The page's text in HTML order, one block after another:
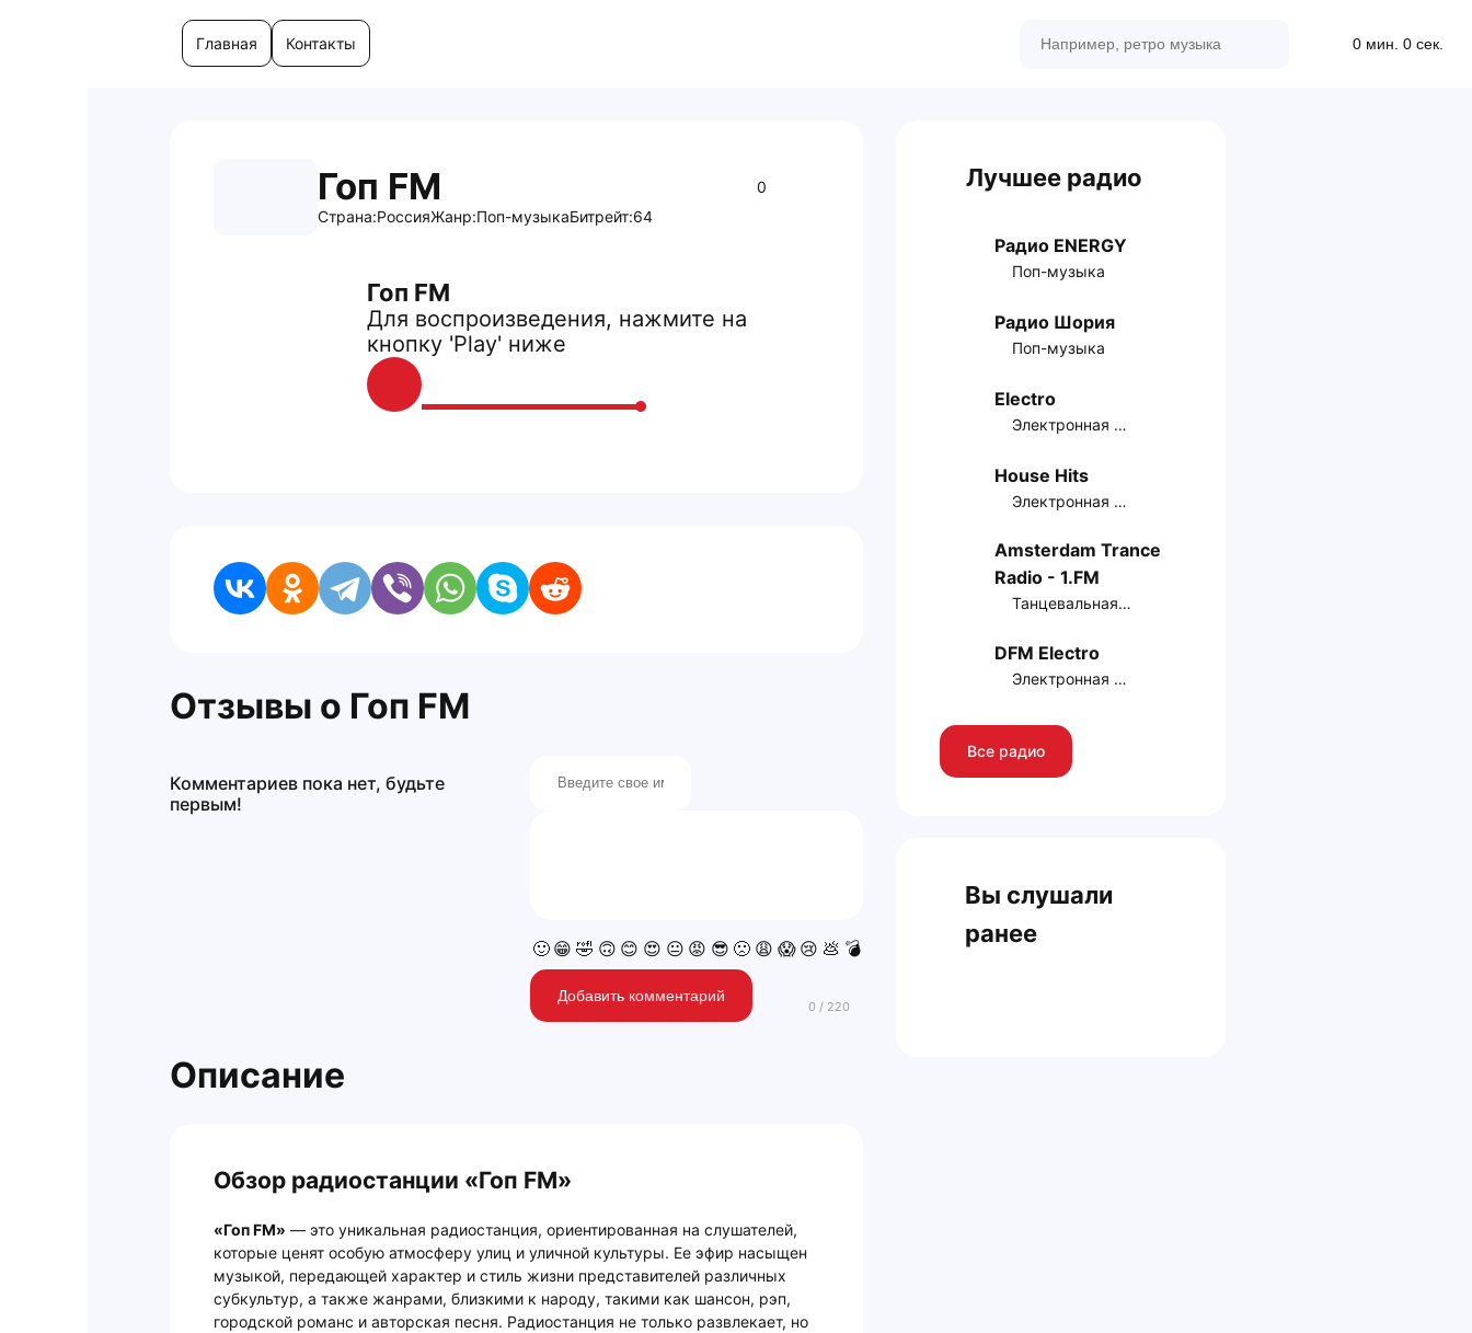
Главная Контакты 0 мин. 0 сек.
Гоп FM
0
Страна:РоссияЖанр:Поп-музыкаБитрейт:64
Гоп FM
Для воспроизведения, нажмите на
кнопку 'Play' ниже
Отзывы о Гоп FM
🙂 😁 🤣 🙃 😊 😍 😐 😡 😎 🙁 😩 😱 😢 💩 💣
Добавить комментарий
Комментариев пока нет, будьте
первым!
Описание
Обзор радиостанции «Гоп FM»
«Гоп FM» — это уникальная радиостанция, ориентированная на слушателей,
которые ценят особую атмосферу улиц и уличной культуры. Ее эфир насыщен
музыкой, передающей характер и стиль жизни представителей различных
субкультур, а также жанрами, близкими к народу, такими как шансон, рэп,
городской романс и авторская песня. Радиостанция не только развлекает, но
Лучшее радио
Радио ENERGY
Поп-музыка
Радио Шория
Поп-музыка
Electro
Электронная музыка
House Hits
Электронная музыка
Amsterdam Trance
Radio - 1.FM
Танцевальная музыка
DFM Electro
Электронная музыка
Все радио
Вы слушали
ранее